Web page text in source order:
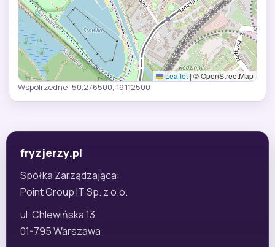
Leaflet|© OpenStreetMap
Wspolrzedne: 50.276500, 19.112500
fryzjerzy.pl
Spółka Zarządzająca:
Point Group IT Sp. z o.o.
ul. Chlewińska 13
01-795 Warszawa